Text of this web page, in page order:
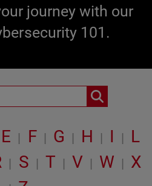
journey with our
101.
E | F | G | H | I | L
| S | T | V | W | X